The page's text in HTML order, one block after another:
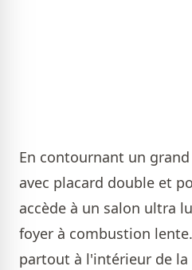
En contournant un
avec placard double et
accède à un salon ultra
foyer à combustion
partout à l'intérieur de la